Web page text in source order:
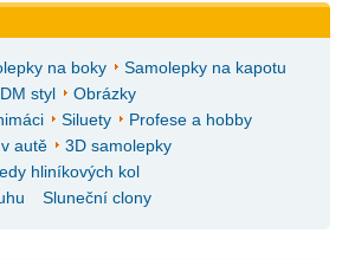
na boky
Samolepky na kapotu
styl
Obrázky
Siluety
Profese a hobby
autě
3D samolepky
hliníkových kol
Sluneční clony